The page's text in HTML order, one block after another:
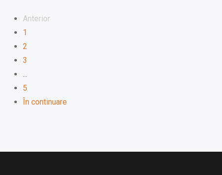
Anterior
1
2
3
...
5
În continuare